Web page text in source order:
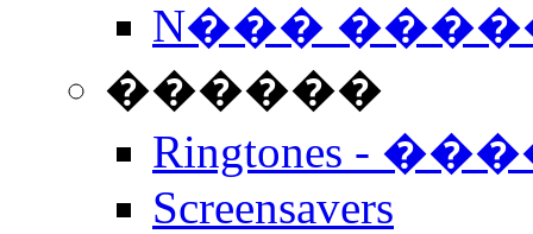
N���
������
Ringtones -
Screensavers